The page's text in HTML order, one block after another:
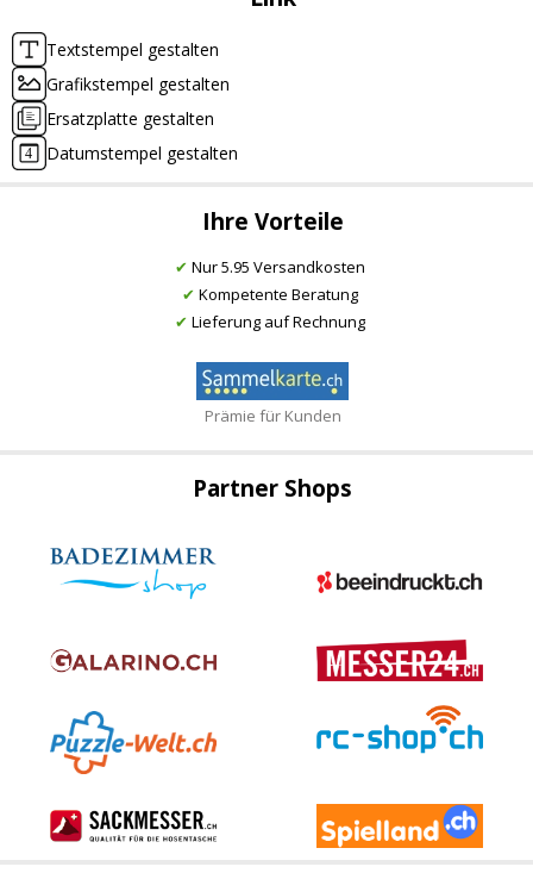
Textstempel gestalten
Grafikstempel gestalten
Ersatzplatte gestalten
Datumstempel gestalten
Ihre Vorteile
✔ Nur 5.95 Versandkosten
✔ Kompetente Beratung
✔ Lieferung auf Rechnung
Prämie für Kunden
Partner Shops